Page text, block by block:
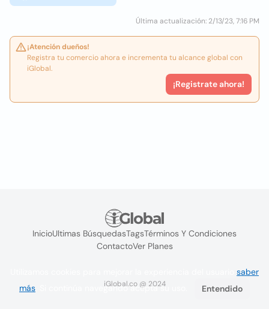
Última actualización: 2/13/23, 7:16 PM
¡Atención dueños!
Registra tu comercio ahora e incrementa tu alcance global con
iGlobal.
¡Registrate ahora!
InicioUltimas BúsquedasTagsTérminos Y Condiciones
ContactoVer Planes
iGlobal.co @ 2024
saber
más . Si continúa navegando acepta su uso. Entendido